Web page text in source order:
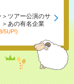
ツアー公演のサ
あの有名企業
5UP!)